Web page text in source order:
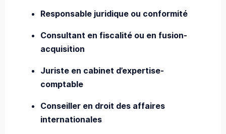
Responsable juridique ou conformité
Consultant en fiscalité ou en fusion-
acquisition
Juriste en cabinet d’expertise-
comptable
Conseiller en droit des affaires
internationales